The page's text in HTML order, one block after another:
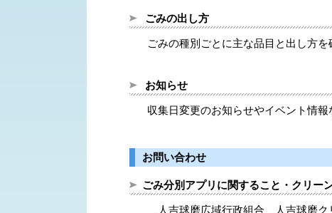
ごみの出し方
ごみの種別ごとに主な品目と出し方を
お知らせ
収集日変更のお知らせやイベント情報
お問い合わせ
ごみ分別アプリに関すること・クリ
人吉球磨広域行政組合 人吉球磨ク